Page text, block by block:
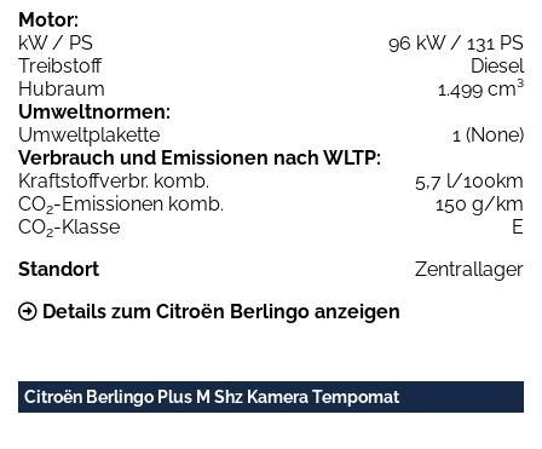
Motor:
kW / PS
96 kW / 131 PS
Treibstoff
Diesel
Hubraum
1.499 cm³
Umweltnormen:
Umweltplakette
1 (None)
Verbrauch und Emissionen nach WLTP:
Kraftstoffverbr. komb.
5,7 l/100km
CO2-Emissionen komb.
150 g/km
CO2-Klasse
E
Standort
Zentrallager
Details zum Citroën Berlingo anzeigen
Citroën Berlingo Plus M Shz Kamera Tempomat